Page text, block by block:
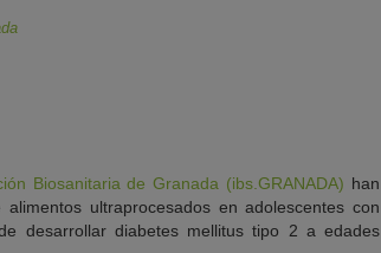
Biosanitaria de Granada (ibs.GRANADA) han
ultraprocesados en adolescentes con
desarrollar diabetes mellitus tipo 2 a edades